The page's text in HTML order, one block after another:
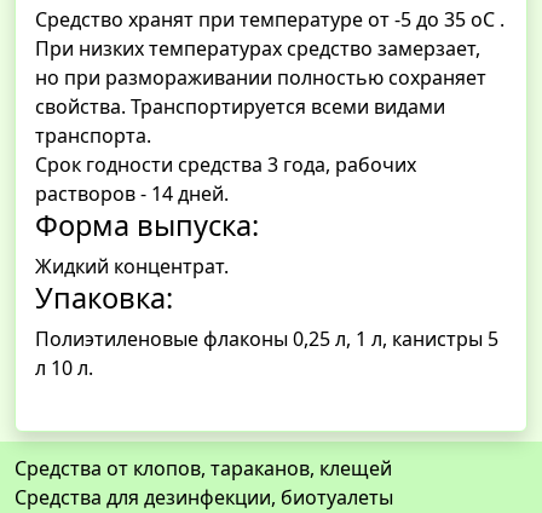
Средство хранят при температуре от -5 до 35 оС .
При низких температурах средство замерзает,
но при размораживании полностью сохраняет
свойства. Транспортируется всеми видами
транспорта.
Срок годности средства 3 года, рабочих
растворов - 14 дней.
Форма выпуска:
Жидкий концентрат.
Упаковка:
Полиэтиленовые флаконы 0,25 л, 1 л, канистры 5
л 10 л.
Средства от клопов, тараканов, клещей
Средства для дезинфекции, биотуалеты